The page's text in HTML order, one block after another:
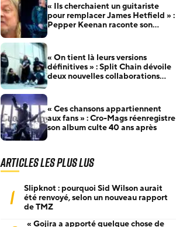
« Ils cherchaient un guitariste
pour remplacer James Hetfield » :
Pepper Keenan raconte son
« On tient là leurs versions
définitives » : Split Chain dévoile
deux nouvelles collaborations
« Ces chansons appartiennent
aux fans » : Cro-Mags réenregistre
son album culte 40 ans après
Articles les plus lus
1
Slipknot : pourquoi Sid Wilson aurait
été renvoyé, selon un nouveau rapport
de TMZ
« Gojira a apporté quelque chose de